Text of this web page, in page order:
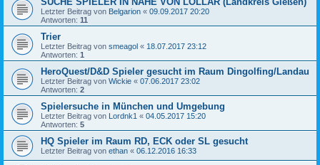
Letzter Beitrag von Belgarion « 09.09.2017 20:20
Antworten: 11
Trier
Letzter Beitrag von smeagol « 18.07.2017 23:12
Antworten: 1
HeroQuest/D&D Spieler gesucht im Raum Dingolfing/Landau
Letzter Beitrag von Wickie « 07.06.2017 23:02
Antworten: 2
Spielersuche in München und Umgebung
Letzter Beitrag von Lordnk1 « 04.05.2017 15:20
Antworten: 5
HQ Spieler im Raum RD, ECK oder SL gesucht
Letzter Beitrag von ethan « 06.12.2016 16:33